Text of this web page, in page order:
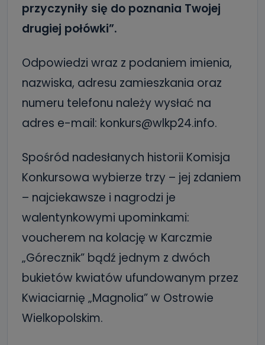
przyczyniły się do poznania Twojej
drugiej połówki”.
Odpowiedzi wraz z podaniem imienia,
nazwiska, adresu zamieszkania oraz
numeru telefonu należy wysłać na
adres e-mail: konkurs@wlkp24.info.
Spośród nadesłanych historii Komisja
Konkursowa wybierze trzy – jej zdaniem
– najciekawsze i nagrodzi je
walentynkowymi upominkami:
voucherem na kolację w Karczmie
„Górecznik” bądź jednym z dwóch
bukietów kwiatów ufundowanym przez
Kwiaciarnię „Magnolia” w Ostrowie
Wielkopolskim.